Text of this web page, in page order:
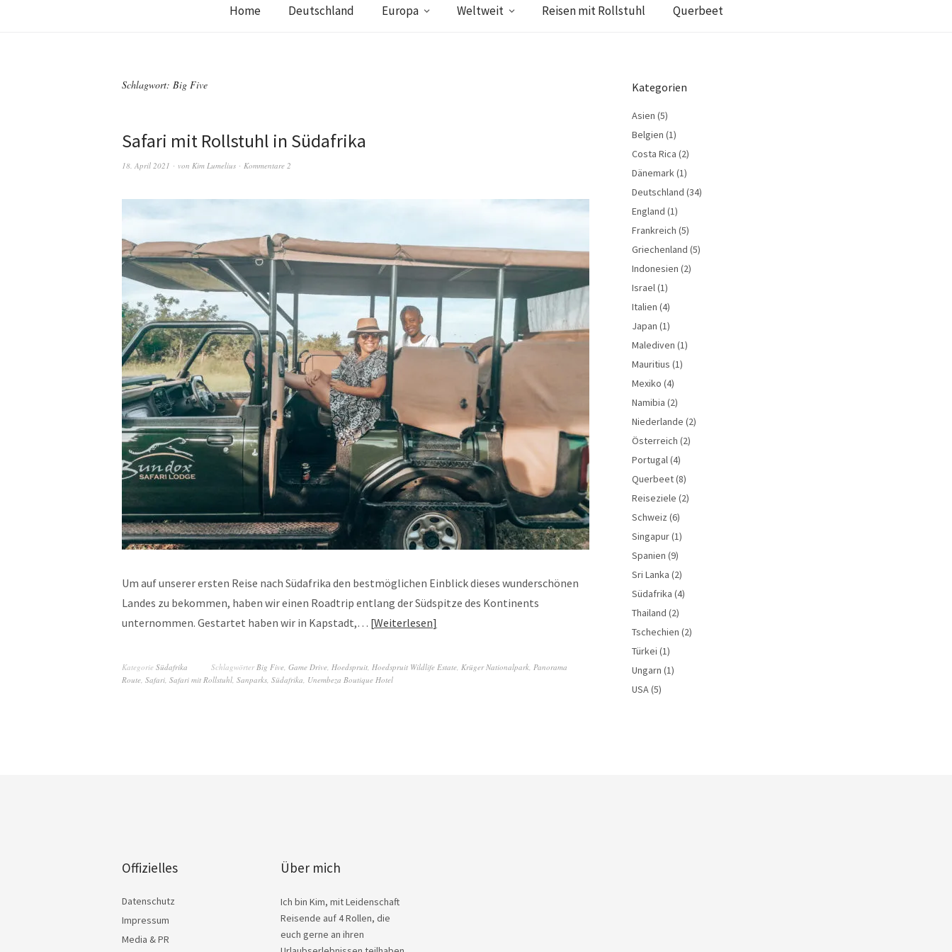
Home Deutschland Europa Weltweit Reisen mit Rollstuhl Querbeet
Schlagwort: Big Five
Safari mit Rollstuhl in Südafrika
18. April 2021 von Kim Lumelius Kommentare 2
Um auf unserer ersten Reise nach Südafrika den bestmöglichen Einblick dieses wunderschönen
Landes zu bekommen, haben wir einen Roadtrip entlang der Südspitze des Kontinents
unternommen. Gestartet haben wir in Kapstadt,… Weiterlesen
Kategorie Südafrika SchlagwörterBig Five, Game Drive, Hoedspruit, Hoedspruit Wildlife Estate, Krüger Nationalpark, Panorama
Route, Safari, Safari mit Rollstuhl, Sanparks, Südafrika, Unembeza Boutique Hotel
Kategorien
Asien (5)
Belgien (1)
Costa Rica (2)
Dänemark(1)
Deutschland (34)
England (1)
Frankreich (5)
Griechenland (5)
Indonesien (2)
Israel(1)
Italien (4)
Japan (1)
Malediven (1)
Mauritius (1)
Mexiko (4)
Namibia (2)
Niederlande (2)
Österreich (2)
Portugal(4)
Querbeet(8)
Reiseziele (2)
Schweiz (6)
Singapur(1)
Spanien (9)
Sri Lanka (2)
Südafrika (4)
Thailand (2)
Tschechien (2)
Türkei (1)
Ungarn (1)
USA(5)
Offizielles
Datenschutz
Impressum
Media & PR
Über mich
Ich bin Kim, mit Leidenschaft
Reisende auf 4 Rollen, die
euch gerne an ihren